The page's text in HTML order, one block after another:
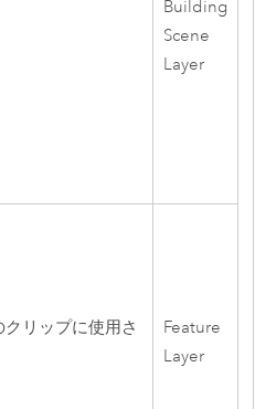
Building
Scene
Layer
リップに使用さ
Feature
Layer